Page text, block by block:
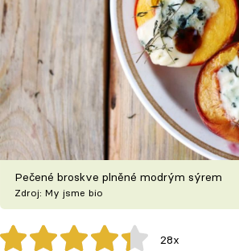
Pečené broskve plněné modrým sýrem
Zdroj: My jsme bio
28x